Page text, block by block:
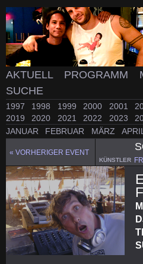
AKTUELL PROGRAMM
SUCHE
1997 1998 1999 2000 2001
2019
2020 2021 2022 2023
JANUAR
FEBRUAR MÄRZ
« VORHERIGER EVENT
KÜNSTLER